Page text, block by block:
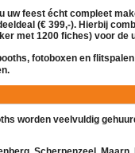
uw feest écht compleet
(€ 399,-). Hierbij
met 1200 fiches) voor de
, fotoboxen en flitspalen
worden veelvuldig